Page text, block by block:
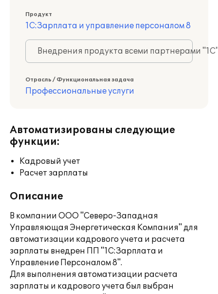
Продукт
1С:Зарплата и управление персоналом 8
Внедрения продукта всеми партнерами
Отрасль / Функциональная задача
Профессиональные услуги
Автоматизированы следующие
функции:
Кадровый учет
Расчет зарплаты
Описание
В компании ООО "Северо-Западная
Управляющая Энергетическая Компания" для
автоматизации кадрового учета и расчета
зарплаты внедрен ПП "1С:Зарплата и
Управление Персоналом 8".
Для выполнения автоматизации расчета
зарплаты и кадрового учета был выбран